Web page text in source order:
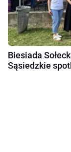
Biesiada
Sąsiedzkie